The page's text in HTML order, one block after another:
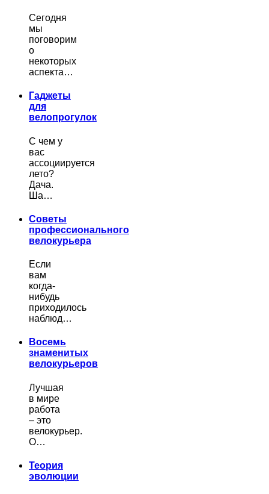
Сегодня
мы
поговорим
о
некоторых
аспекта…
Гаджеты
для
велопрогулок
С чем у
вас
ассоциируется
лето?
Дача.
Ша…
Советы
профессионального
велокурьера
Если
вам
когда-
нибудь
приходилось
наблюд…
Восемь
знаменитых
велокурьеров
Лучшая
в мире
работа
– это
велокурьер.
О…
Теория
эволюции